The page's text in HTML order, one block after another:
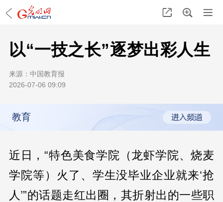
以“一技之长”逐梦出彩人生
来源： 中国教育报
2026-07-06 09:09
教育
近日，“特色美食学院（龙虾学院、烧麦
学院等）火了、学生没毕业企业就来‘抢
人’”的话题走红出圈，其折射出的一些职